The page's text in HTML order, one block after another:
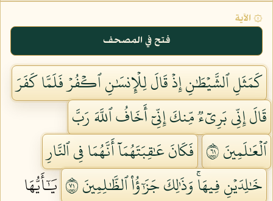
۞ الآية
فتح في المصحف
كَمَثَلِ ٱلشَّيۡطَٰنِ إِذۡ قَالَ لِلۡإِنسَٰنِ ٱكۡفُرۡ فَلَمَّا كَفَرَ
قَالَ إِنِّي بَرِيٓءٞ مِّنكَ إِنِّيٓ أَخَافُ ٱللَّهَ رَبَّ
ٱلۡعَٰلَمِينَ ١٦
فَكَانَ عَٰقِبَتَهُمَآ أَنَّهُمَا فِي ٱلنَّارِ
خَٰلِدَيۡنِ فِيهَاۚ وَذَٰلِكَ جَزَٰٓؤُاْ ٱلظَّٰلِمِينَ ١٧
يَٰٓأَيُّهَا